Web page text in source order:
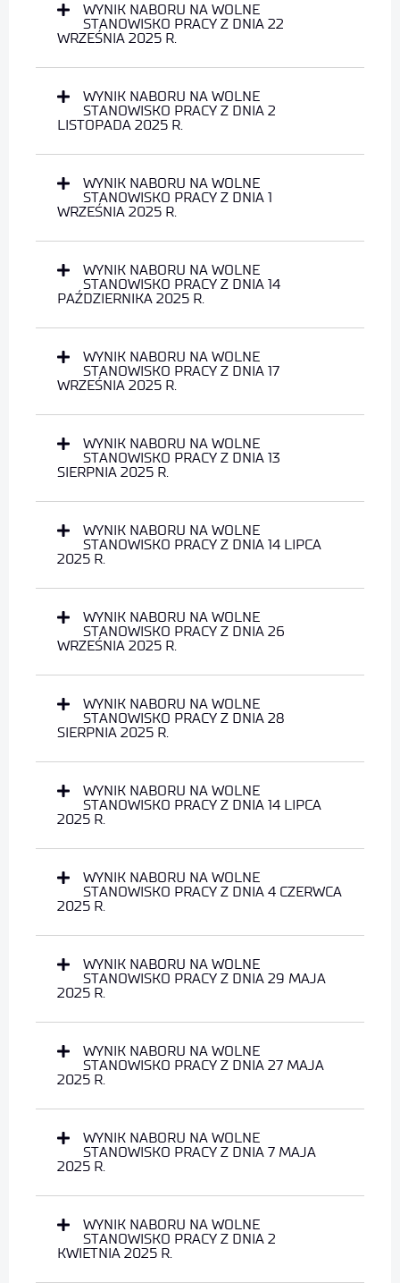
WYNIK NABORU NA WOLNE
STANOWISKO PRACY Z DNIA 22
WRZEŚNIA 2025 R.
WYNIK NABORU NA WOLNE
STANOWISKO PRACY Z DNIA 2
LISTOPADA 2025 R.
WYNIK NABORU NA WOLNE
STANOWISKO PRACY Z DNIA 1
WRZEŚNIA 2025 R.
WYNIK NABORU NA WOLNE
STANOWISKO PRACY Z DNIA 14
PAŹDZIERNIKA 2025 R.
WYNIK NABORU NA WOLNE
STANOWISKO PRACY Z DNIA 17
WRZEŚNIA 2025 R.
WYNIK NABORU NA WOLNE
STANOWISKO PRACY Z DNIA 13
SIERPNIA 2025 R.
WYNIK NABORU NA WOLNE
STANOWISKO PRACY Z DNIA 14 LIPCA
2025 R.
WYNIK NABORU NA WOLNE
STANOWISKO PRACY Z DNIA 26
WRZEŚNIA 2025 R.
WYNIK NABORU NA WOLNE
STANOWISKO PRACY Z DNIA 28
SIERPNIA 2025 R.
WYNIK NABORU NA WOLNE
STANOWISKO PRACY Z DNIA 14 LIPCA
2025 R.
WYNIK NABORU NA WOLNE
STANOWISKO PRACY Z DNIA 4 CZERWCA
2025 R.
WYNIK NABORU NA WOLNE
STANOWISKO PRACY Z DNIA 29 MAJA
2025 R.
WYNIK NABORU NA WOLNE
STANOWISKO PRACY Z DNIA 27 MAJA
2025 R.
WYNIK NABORU NA WOLNE
STANOWISKO PRACY Z DNIA 7 MAJA
2025 R.
WYNIK NABORU NA WOLNE
STANOWISKO PRACY Z DNIA 2
KWIETNIA 2025 R.